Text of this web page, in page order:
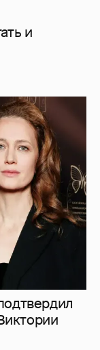
и